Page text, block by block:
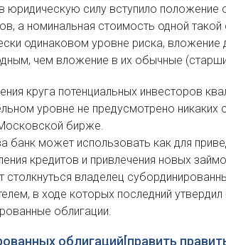
силу вступило
а номинальная стоимость одной
одинаковом уровне риска,
чем вложение в их обычные
круга потенциальных инвесторов
уровне не предусмотрено
бирже.
банк может использовать как для
кредитов и привлечения новых
владелец
в ходе которых последний
облигации.
облигаций[править